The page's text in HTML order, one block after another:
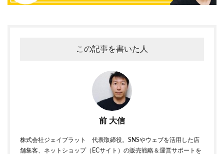
この記事を書いた人
前 大信
株式会社ジェイプラット 代表取締役。SNSやウェブを活用した店
舗集客、ネットショップ（ECサイト）の販売戦略＆運営サポートを